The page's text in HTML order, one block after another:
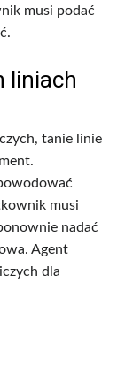
musi podać
liniach
tanie linie
musi
nadać
Agent
dla